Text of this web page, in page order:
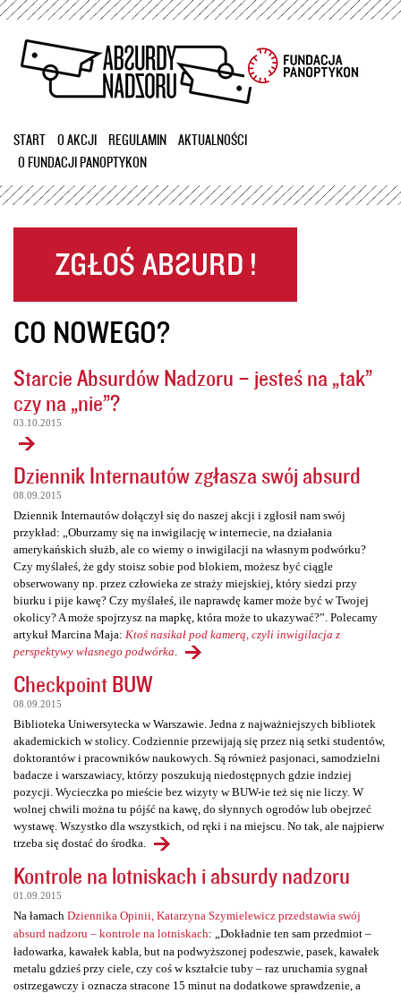
Przejdź
treści
START O AKCJI REGULAMIN
AKTUALNOŚCI
O FUNDACJI PANOPTYKON
CO NOWEGO?
Starcie Absurdów Nadzoru – jesteś na „tak”
czy na „nie”?
03.10.2015
Dziennik Internautów zgłasza swój absurd
08.09.2015
Dziennik Internautów dołączył się do naszej akcji i zgłosił nam swój
przykład: „Oburzamy się na inwigilację w internecie, na działania
amerykańskich służb, ale co wiemy o inwigilacji na własnym podwórku?
Czy myślałeś, że gdy stoisz sobie pod blokiem, możesz być ciągle
obserwowany np. przez człowieka ze straży miejskiej, który siedzi przy
biurku i pije kawę? Czy myślałeś, ile naprawdę kamer może być w Twojej
okolicy? A może spojrzysz na mapkę, która może to ukazywać?”. Polecamy
artykuł Marcina Maja: Ktoś nasikał pod kamerą, czyli inwigilacja z
perspektywy własnego podwórka
Checkpoint BUW
08.09.2015
Biblioteka Uniwersytecka w Warszawie. Jedna z najważniejszych bibliotek
akademickich w stolicy. Codziennie przewijają się przez nią setki studentów,
doktorantów i pracowników naukowych. Są również pasjonaci, samodzielni
badacze i warszawiacy, którzy poszukują niedostępnych gdzie indziej
pozycji. Wycieczka po mieście bez wizyty w BUW-ie też się nie liczy. W
wolnej chwili można tu pójść na kawę, do słynnych ogrodów lub obejrzeć
wystawę. Wszystko dla wszystkich, od ręki i na miejscu. No tak, ale najpierw
trzeba się dostać do środka.
Kontrole na lotniskach i absurdy nadzoru
01.09.2015
Na łamach Dziennika Opinii, Katarzyna Szymielewicz przedstawia swój
absurd nadzoru – kontrole na lotniskach: „Dokładnie ten sam przedmiot –
ładowarka, kawałek kabla, but na podwyższonej podeszwie, pasek, kawałek
metalu gdzieś przy ciele, czy coś w kształcie tuby – raz uruchamia sygnał
ostrzegawczy i oznacza stracone 15 minut na dodatkowe sprawdzenie, a